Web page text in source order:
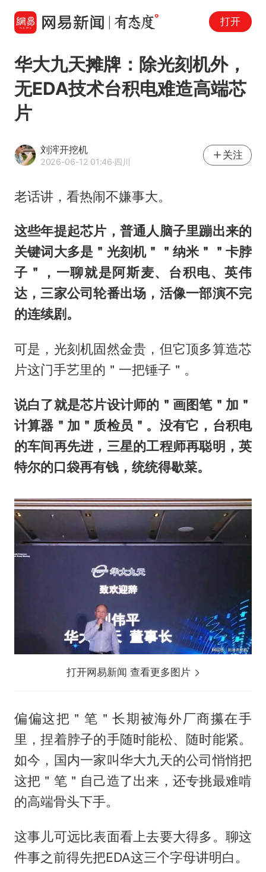
打开
华大九天摊牌：除光刻机外，
无EDA技术台积电难造高端芯
片
刘浶开挖机
2026-06-12 01:46·四川
关注
老话讲，看热闹不嫌事大。
这些年提起芯片，普通人脑子里蹦出来的
关键词大多是＂光刻机＂＂纳米＂＂卡脖
子＂，一聊就是阿斯麦、台积电、英伟
达，三家公司轮番出场，活像一部演不完
的连续剧。
可是，光刻机固然金贵，但它顶多算造芯
片这门手艺里的＂一把锤子＂。
说白了就是芯片设计师的＂画图笔＂加＂
计算器＂加＂质检员＂。没有它，台积电
的车间再先进，三星的工程师再聪明，英
特尔的口袋再有钱，统统得歇菜。
打开网易新闻 查看更多图片
偏偏这把＂笔＂长期被海外厂商攥在手
里，捏着脖子的手随时能松、随时能紧。
如今，国内一家叫华大九天的公司悄悄把
这把＂笔＂自己造了出来，还专挑最难啃
的高端骨头下手。
这事儿可远比表面看上去要大得多。聊这
件事之前得先把EDA这三个字母讲明白。